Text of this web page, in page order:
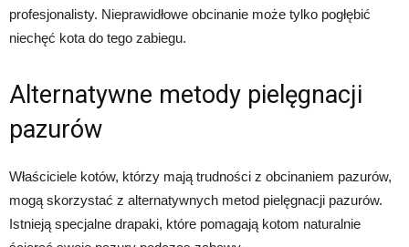
profesjonalisty. Nieprawidłowe obcinanie może tylko pogłębić
niechęć kota do tego zabiegu.
Alternatywne metody pielęgnacji
pazurów
Właściciele kotów, którzy mają trudności z obcinaniem pazurów,
mogą skorzystać z alternatywnych metod pielęgnacji pazurów.
Istnieją specjalne drapaki, które pomagają kotom naturalnie